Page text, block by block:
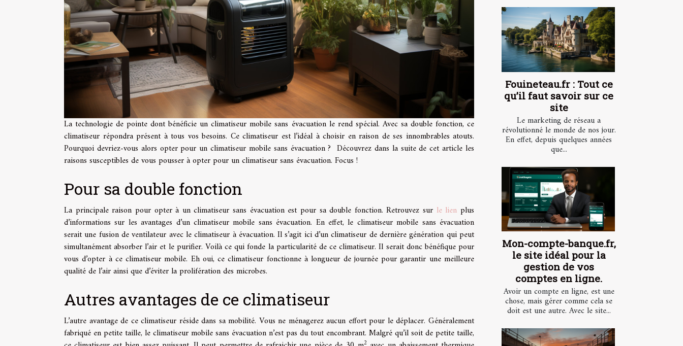
La technologie de pointe dont bénéficie un climatiseur mobile sans évacuation le rend spécial. Avec sa double fonction, ce
climatiseur répondra présent à tous vos besoins. Ce climatiseur est l’idéal à choisir en raison de ses innombrables atouts.
Pourquoi devriez-vous alors opter pour un climatiseur mobile sans évacuation ? Découvrez dans la suite de cet article les
raisons susceptibles de vous pousser à opter pour un climatiseur sans évacuation. Focus !
Pour sa double fonction
La principale raison pour opter à un climatiseur sans évacuation est pour sa double fonction. Retrouvez sur le lien plus
d’informations sur les avantages d’un climatiseur mobile sans évacuation. En effet, le climatiseur mobile sans évacuation
serait une fusion de ventilateur avec le climatiseur à évacuation. Il s’agit ici d’un climatiseur de dernière génération qui peut
simultanément absorber l’air et le purifier. Voilà ce qui fonde la particularité de ce climatiseur. Il serait donc bénéfique pour
vous d’opter à ce climatiseur mobile. Eh oui, ce climatiseur fonctionne à longueur de journée pour garantir une meilleure
qualité de l’air ainsi que d’éviter la prolifération des microbes.
Autres avantages de ce climatiseur
L’autre avantage de ce climatiseur réside dans sa mobilité. Vous ne ménagerez aucun effort pour le déplacer. Généralement
fabriqué en petite taille, le climatiseur mobile sans évacuation n’est pas du tout encombrant. Malgré qu’il soit de petite taille,
2
Fouineteau.fr : Tout ce
qu’il faut savoir sur ce
site
Le marketing de réseau a
révolutionné le monde de nos jour.
En effet, depuis quelques années
que...
Mon-compte-banque.fr,
le site idéal pour la
gestion de vos
comptes en ligne.
Avoir un compte en ligne, est une
chose, mais gérer comme cela se
doit est une autre. Avec le site...